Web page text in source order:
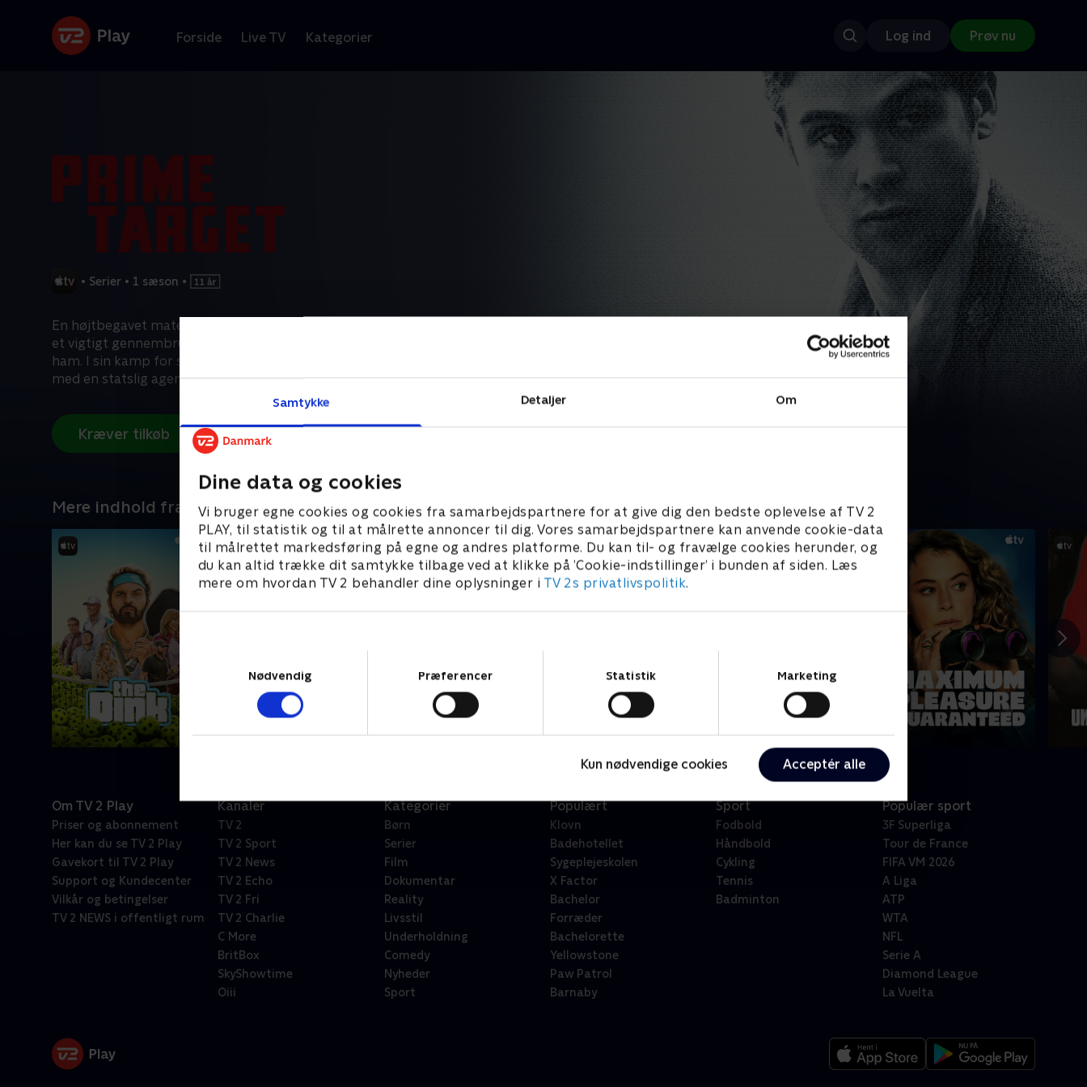
Samtykke Detaljer Om
Dine data og cookies
Vi bruger egne cookies og cookies fra samarbejdspartnere for at give dig den bedste oplevelse af TV 2
PLAY, til statistik og til at målrette annoncer til dig. Vores samarbejdspartnere kan anvende cookie-data
til målrettet markedsføring på egne og andres platforme. Du kan til- og fravælge cookies herunder, og
du kan altid trække dit samtykke tilbage ved at klikke på ’Cookie-indstillinger’ i bunden af siden. Læs
mere om hvordan TV 2 behandler dine oplysninger i TV 2s privatlivspolitik.
Nødvendig
Præferencer Statistik Marketing
Kun nødvendige cookies Acceptér alle
Forside Live TV Kategorier Log ind Prøv nu
• Serier • 1 sæson •
En højtbegavet matematikstuderende (Leo Woodall) står foran
et vigtigt gennembrud, da en gådefuld fjende prøver at stoppe
ham. I sin kamp for svar – og overlevelse – samarbejder han
med en statslig agent for at afdække et vidtrækkende komplot.
Kræver tilkøb
Mere indhold fra Apple TV
Om TV 2 Play
Priser og abonnement
Her kan du se TV 2 Play
Gavekort til TV 2 Play
Support og Kundecenter
Vilkår og betingelser
TV 2 NEWS i offentligt rum
Kanaler
TV 2
TV 2 Sport
TV 2 News
TV 2 Echo
TV 2 Fri
TV 2 Charlie
C More
BritBox
SkyShowtime
Oiii
Kategorier
Børn
Serier
Film
Dokumentar
Reality
Livsstil
Underholdning
Comedy
Nyheder
Sport
Populært
Klovn
Badehotellet
Sygeplejeskolen
X Factor
Bachelor
Forræder
Bachelorette
Yellowstone
Paw Patrol
Barnaby
Sport
Fodbold
Håndbold
Cykling
Tennis
Badminton
Populær sport
3F Superliga
Tour de France
FIFA VM 2026
A Liga
ATP
WTA
NFL
Serie A
Diamond League
La Vuelta